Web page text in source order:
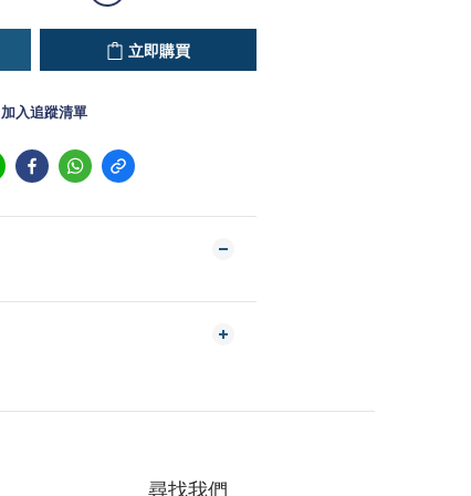
立即購買
加入追蹤清單
尋找我們